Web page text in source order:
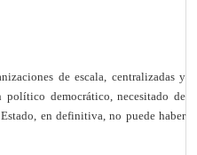
de escala, centralizadas y
democrático, necesitado de
en definitiva, no puede haber